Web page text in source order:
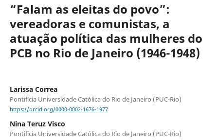
“Falam as eleitas do povo”:
vereadoras e comunistas, a
atuação política das mulheres do
PCB no Rio de Janeiro (1946-1948)
Larissa Correa
Pontifícia Universidade Católica do Rio de Janeiro (PUC-Rio)
https://orcid.org/0000-0002-1676-1977
Nina Teruz Visco
Pontifícia Universidade Católica do Rio de Janeiro (PUC-Rio)